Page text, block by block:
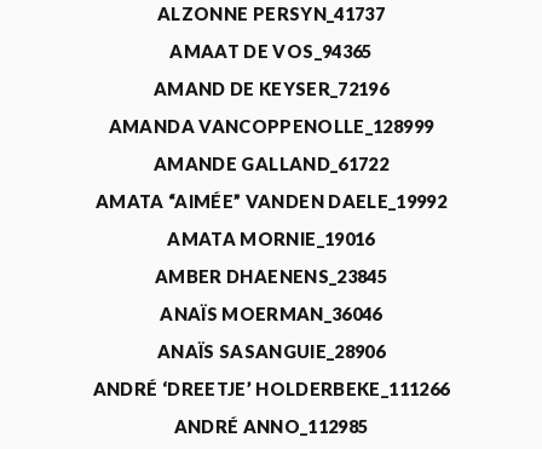
ALZONNE PERSYN_41737
AMAAT DE VOS_94365
AMAND DE KEYSER_72196
AMANDA VANCOPPENOLLE_128999
AMANDE GALLAND_61722
AMATA “AIMÉE” VANDEN DAELE_19992
AMATA MORNIE_19016
AMBER DHAENENS_23845
ANAÏS MOERMAN_36046
ANAÏS SASANGUIE_28906
ANDRÉ ‘DREETJE’ HOLDERBEKE_111266
ANDRÉ ANNO_112985